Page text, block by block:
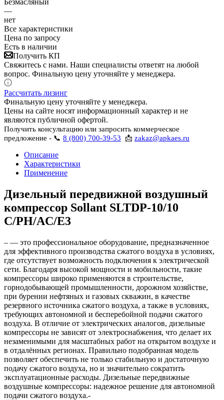
—
нет
Все характеристики
Цена по запросу
Есть в наличии
Получить КП
Свяжитесь с нами. Наши специалисты ответят на любой
вопрос. Финальную цену уточняйте у менеджера.
Рассчитать лизинг
Финальную цену уточняйте у менеджера.
Цены на сайте носят информационный характер и не
являются публичной офертой.
Получить консультацию или запросить коммерческое
предложение - 📞 8 (800) 700-39-53 📩 zakaz@apkaes.ru
Описание
Характеристики
Применение
Дизельный передвижной воздушный
компрессор Sollant SLTDP-10/10
C/PH/AC/E3
– — это профессиональное оборудование, предназначенное
для эффективного производства сжатого воздуха в условиях,
где отсутствует возможность подключения к электрической
сети. Благодаря высокой мощности и мобильности, такие
компрессоры широко применяются в строительстве,
горнодобывающей промышленности, дорожном хозяйстве,
при бурении нефтяных и газовых скважин, в качестве
резервного источника сжатого воздуха, а также в условиях,
требующих автономной и бесперебойной подачи сжатого
воздуха. В отличие от электрических аналогов, дизельные
компрессоры не зависят от электроснабжения, что делает их
незаменимыми для масштабных работ на открытом воздухе и
в отдалённых регионах. Правильно подобранная модель
позволяет обеспечить не только стабильную и достаточную
подачу сжатого воздуха, но и значительно сократить
эксплуатационные расходы. Дизельные передвижные
воздушные компрессоры: надежное решение для автономной
подачи сжатого воздуха.-